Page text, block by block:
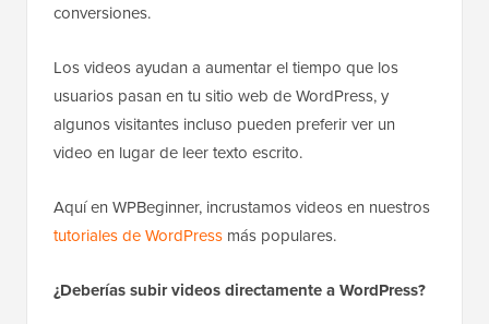
conversiones.
Los videos ayudan a aumentar el tiempo que los
usuarios pasan en tu sitio web de WordPress, y
algunos visitantes incluso pueden preferir ver un
video en lugar de leer texto escrito.
Aquí en WPBeginner, incrustamos videos en nuestros
tutoriales de WordPress más populares.
¿Deberías subir videos directamente a WordPress?